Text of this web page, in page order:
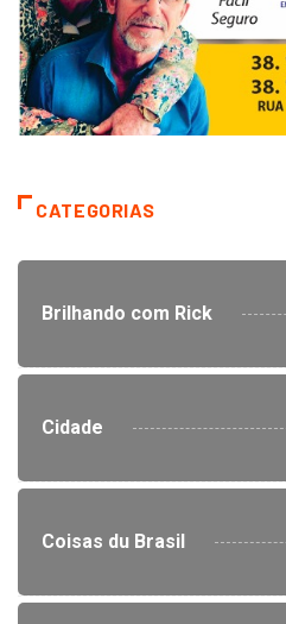
CATEGORIAS
Brilhando com Rick
Cidade
Coisas du Brasil